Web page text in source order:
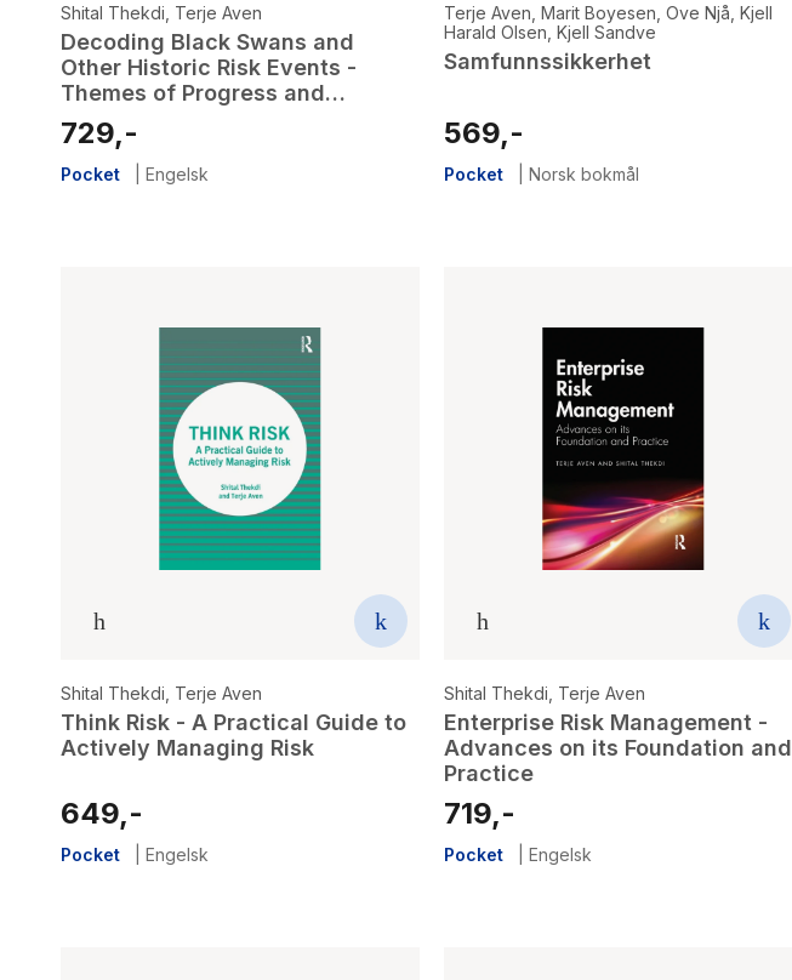
Shital Thekdi Terje Aven
Decoding Black Swans and
Other Historic Risk Events -
Themes of Progress and
Opportunity for Risk Science
729,-
Pocket Engelsk
Terje Aven Marit Boyesen Ove Njå Kjell
Harald Olsen Kjell Sandve
Samfunnssikkerhet
569,-
Pocket Norsk bokmål
Shital Thekdi, Terje Aven
Think Risk - A Practical Guide to
Actively Managing Risk
649,-
Pocket Engelsk
Shital Thekdi, Terje Aven
Enterprise Risk Management -
Advances on its Foundation and
Practice
719,-
Pocket Engelsk